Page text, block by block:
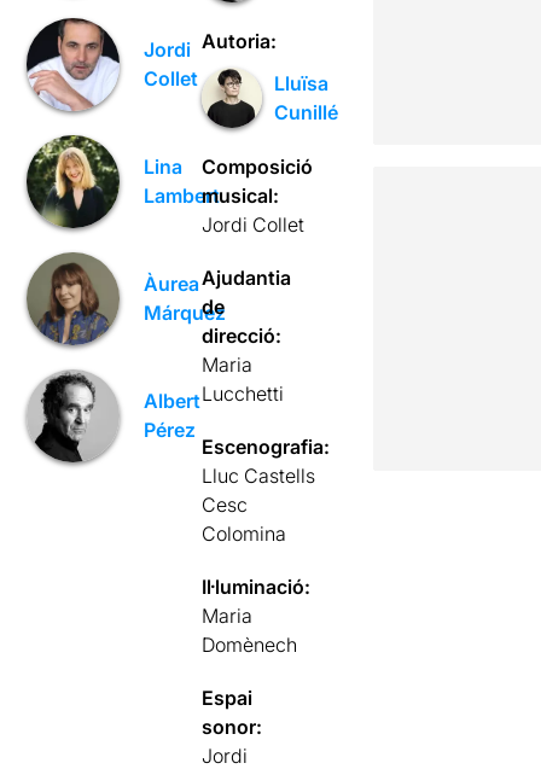
Jordi
Collet
Lina
Lambert
Àurea
Márquez
Albert
Pérez
Autoria:
Lluïsa
Cunillé
Composició
musical:
Jordi Collet
Ajudantia
de
direcció:
Maria
Lucchetti
Escenografia:
Lluc Castells
Cesc
Colomina
Il·luminació:
Maria
Domènech
Espai
sonor:
Jordi